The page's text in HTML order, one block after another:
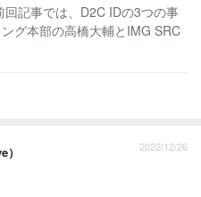
記事では、D2C IDの3つの事
グ本部の高橋大輔とIMG SRC
2022/12/26